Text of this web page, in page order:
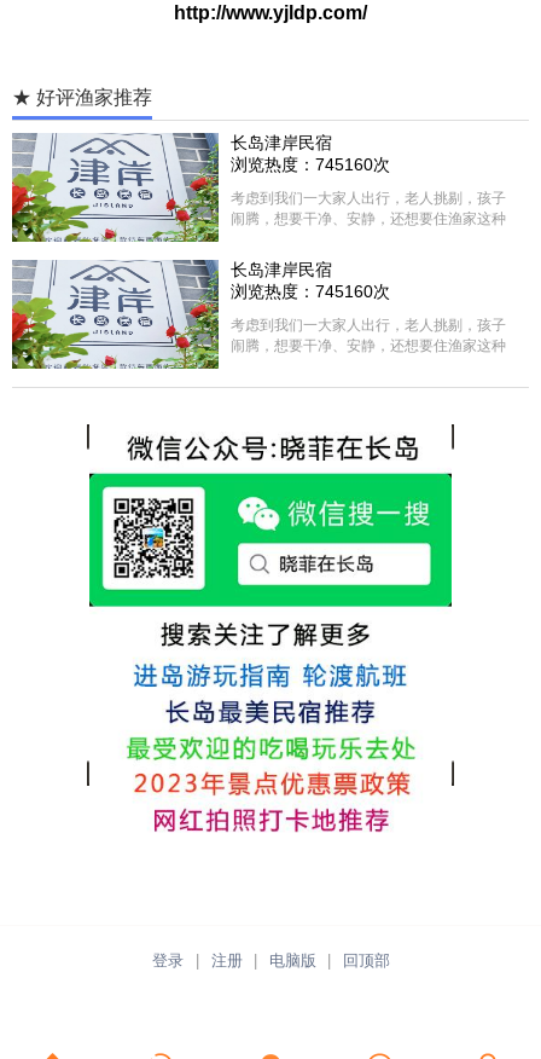
http://www.yjldp.com/
★ 好评渔家推荐
长岛津岸民宿
浏览热度：745160次
考虑到我们一大家人出行，老人挑剔，孩子
闹腾，想要干净、安静，还想要住渔家这种
选择津岸民宿，实际体验客房很干净，饭菜
方面家里老人也很满意，整体饭菜给搭配的
很好，每顿饭也不重样的，海鲜确实是非常
的新鲜呢，另外值得一提的是，他家的海菜
包子非常好吃。 其实长岛可选的酒店、民宿
各不相同，可以根据自己的喜好选择。非常
热情，能根据我提出的需求来安排房间，这
点很好。
长岛津岸民宿
浏览热度：745160次
考虑到我们一大家人出行，老人挑剔，孩子
闹腾，想要干净、安静，还想要住渔家这种
选择津岸民宿，实际体验客房很干净，饭菜
很好，每顿饭也不重样的，海鲜确实是非常
的新鲜呢，另外值得一提的是，他家的海菜
包子非常好吃。 其实长岛可选的酒店、民宿
各不相同，可以根据自己的喜好选择。非常
推荐津岸民宿，关键是老板娘晓菲很细心、
热情，能根据我提出的需求来安排房间，这
点很好。
登录 注册 电脑版 回顶部